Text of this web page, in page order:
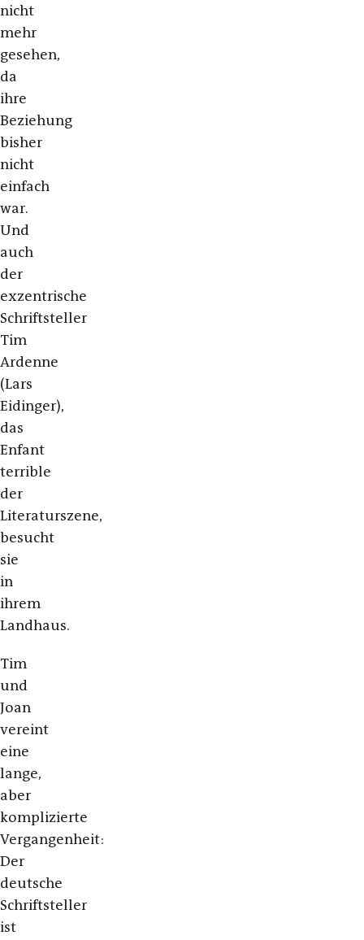
nicht
mehr
gesehen,
da
ihre
Beziehung
bisher
nicht
einfach
war.
Und
auch
der
exzentrische
Schriftsteller
Tim
Ardenne
(Lars
Eidinger),
das
Enfant
terrible
der
Literaturszene,
besucht
sie
in
ihrem
Landhaus.
Tim
und
Joan
vereint
eine
lange,
aber
komplizierte
Vergangenheit:
Der
deutsche
Schriftsteller
ist